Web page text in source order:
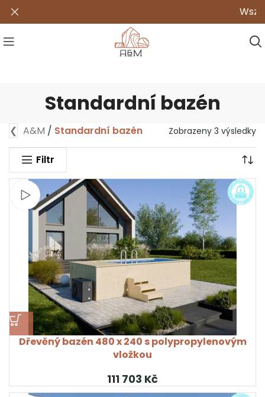
Standardní bazén
❮ A&M / Standardní bazén Zobrazeny 3 výsledky
Filtr
Sledujte video
Dřevěný bazén 480 x 240 s polypropylenovým
vložkou
Kč